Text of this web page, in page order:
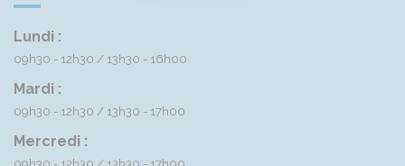
Lundi :
09h30 - 12h30 13h30 - 16h00
Mardi :
09h30 - 12h30 13h30 - 17h00
Mercredi :